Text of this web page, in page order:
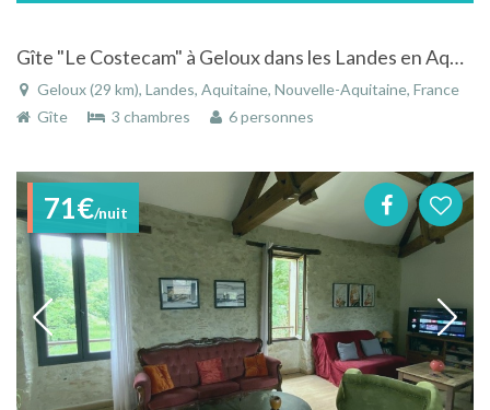
Gîte "Le Costecam" à Geloux dans les Landes en Aquitaine
Geloux (29 km), Landes, Aquitaine, Nouvelle-Aquitaine, France
Gîte
3 chambres 6 personnes
71€/nuit